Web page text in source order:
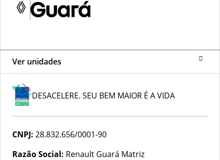
Ver unidades
DESACELERE. SEU BEM MAIOR É A VIDA
CNPJ: 28.832.656/0001-90
Razão Social: Renault Guará Matriz